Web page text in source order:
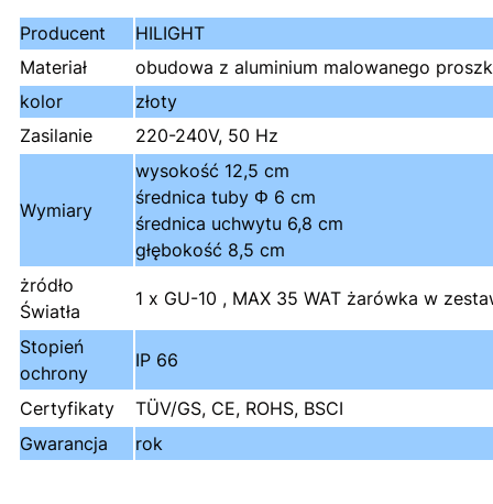
Producent
HILIGHT
Materiał
obudowa z aluminium malowanego
kolor
złoty
Zasilanie
220-240V, 50 Hz
Wymiary
wysokość 12,5 cm
średnica tuby Φ 6 cm
średnica uchwytu 6,8 cm
głębokość 8,5 cm
żródło
Światła
1 x GU-10 , MAX 35 WAT żarówka w
Stopień
ochrony
IP 66
Certyfikaty
TÜV/GS, CE, ROHS, BSCI
Gwarancja
rok